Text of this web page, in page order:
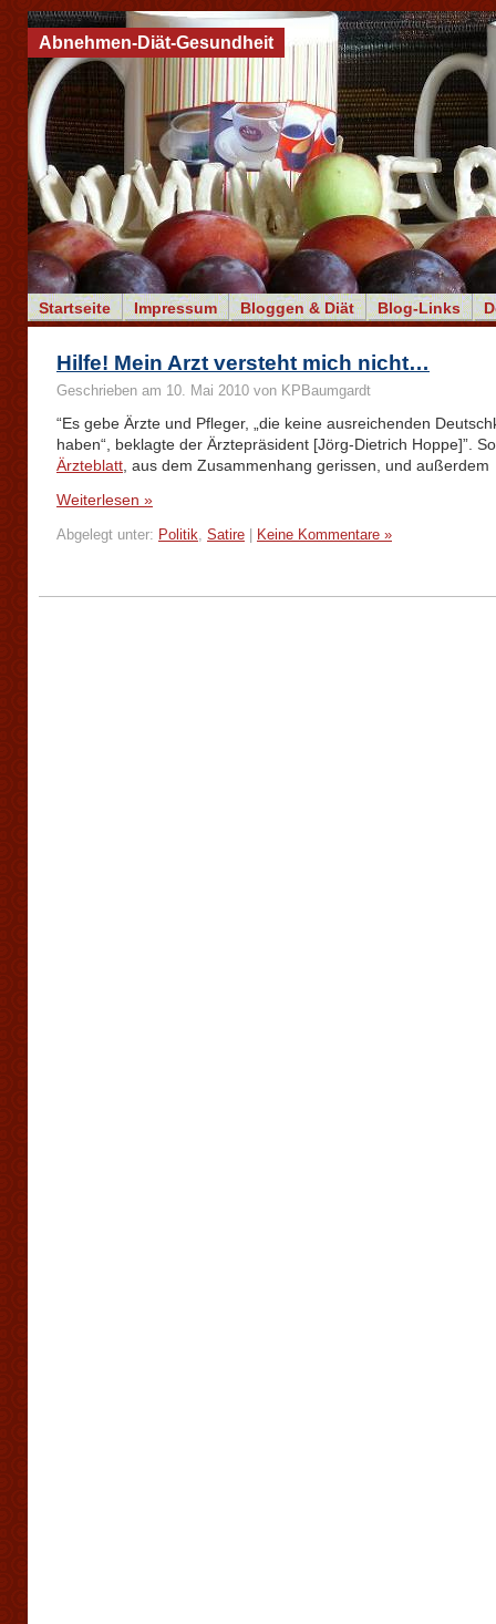
Startseite Impressum Bloggen & Diät Blog-Links
Abnehmen-Diät-Gesundheit
Hilfe! Mein Arzt versteht mich nicht…
Geschrieben am 10. Mai 2010 von KPBaumgardt
“Es gebe Ärzte und Pfleger, „die keine ausreichenden
haben“, beklagte der Ärztepräsident [Jörg-Dietrich Hoppe]”.
Ärzteblatt , aus dem Zusammenhang gerissen, und außerdem
Weiterlesen »
Abgelegt unter: Politik, Satire Keine Kommentare »